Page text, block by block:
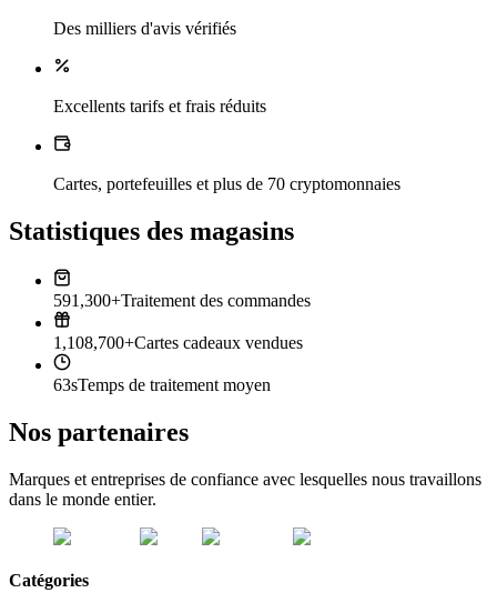
Des milliers d'avis vérifiés
Excellents tarifs et frais réduits
Cartes, portefeuilles et plus de 70 cryptomonnaies
Statistiques des magasins
591,300+Traitement des commandes
1,108,700+Cartes cadeaux vendues
63sTemps de traitement moyen
Nos partenaires
Marques et entreprises de confiance avec lesquelles nous travaillons
dans le monde entier.
Catégories